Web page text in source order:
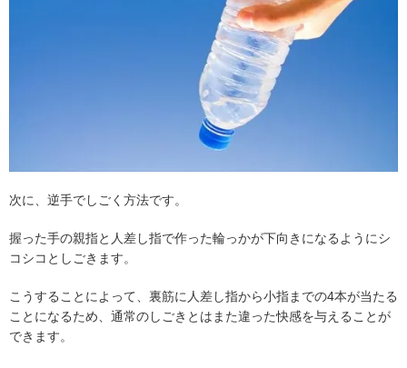
次に、逆手でしごく方法です。
握った手の親指と人差し指で作った輪っかが下向きになるようにシ
コシコとしごきます。
こうすることによって、裏筋に人差し指から小指までの4本が当たる
ことになるため、通常のしごきとはまた違った快感を与えることが
できます。